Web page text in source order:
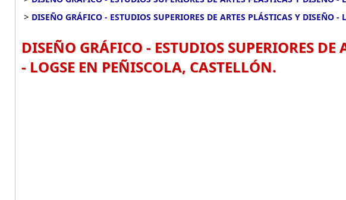
> DISEÑO GRÁFICO - ESTUDIOS SUPERIORES DE ARTES PLÁSTICAS Y DISEÑO -
DISEÑO GRÁFICO - ESTUDIOS SUPERIORES DE
- LOGSE EN PEÑISCOLA, CASTELLÓN.